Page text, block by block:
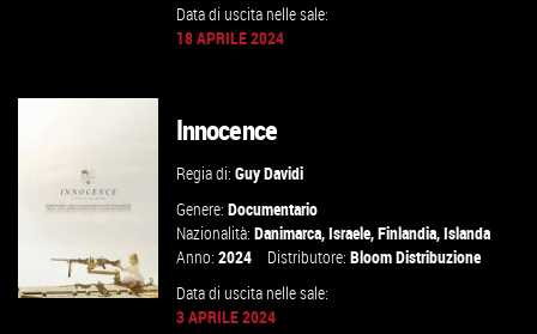
Data di uscita nelle sale:
18 APRILE 2024
Innocence
Regia di:Guy Davidi
Genere:Documentario
Nazionalità:Danimarca,Israele,Finlandia,Islanda
Anno:2024 Distributore:Bloom Distribuzione
Data di uscita nelle sale:
3 APRILE 2024